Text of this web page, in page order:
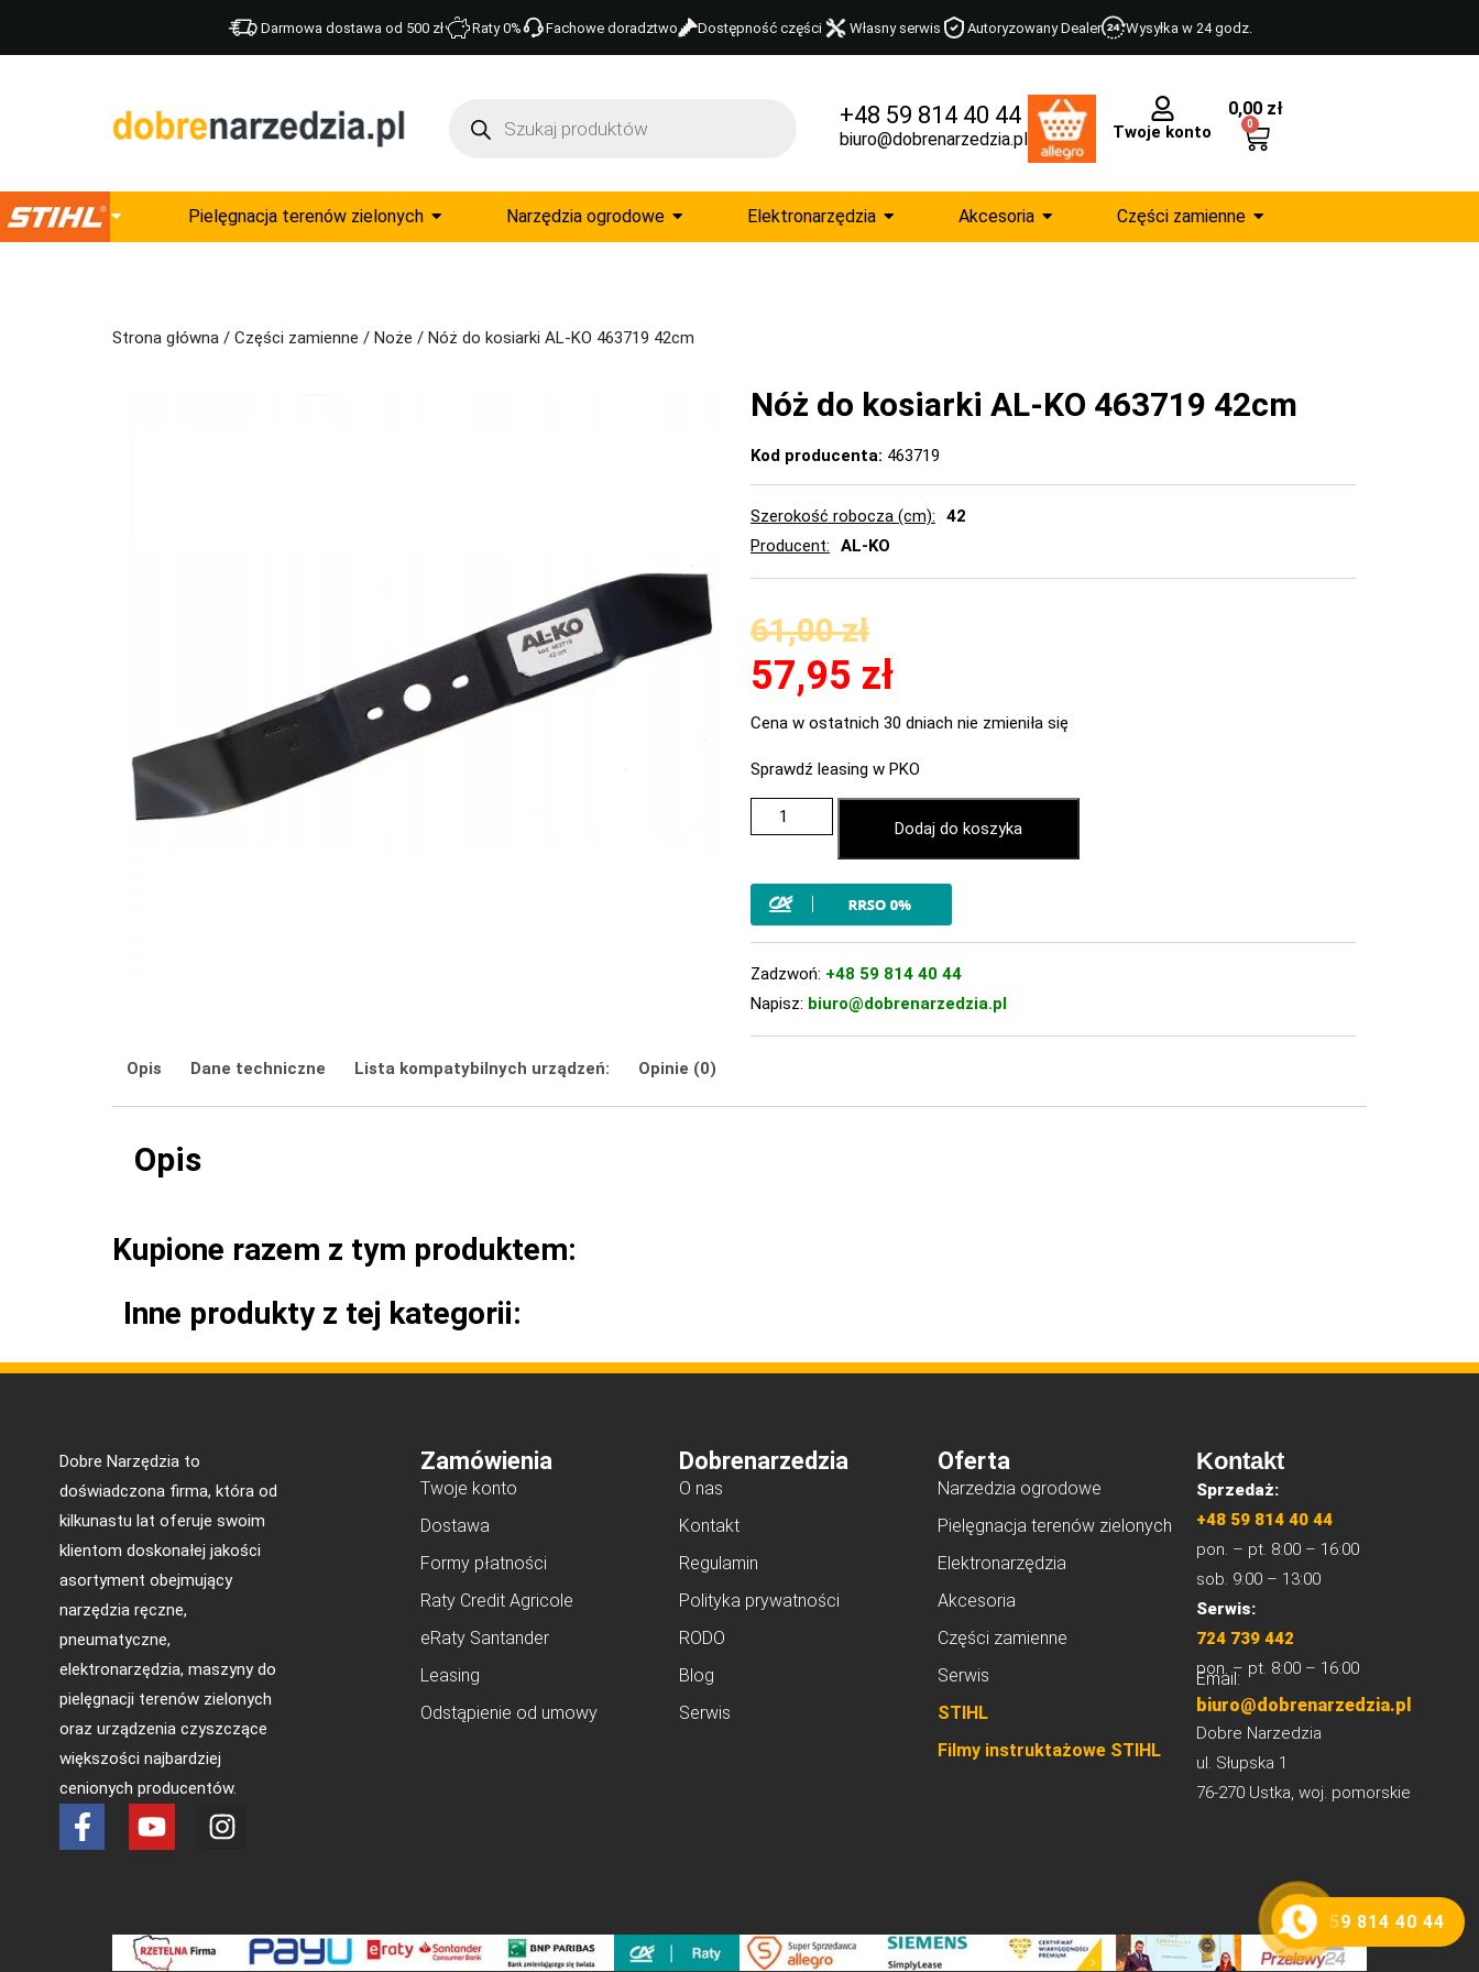
Darmowa dostawa od 500 zł Raty 0% Fachowe doradztwo Dostępność części Własny serwis Autoryzowany Dealer Wysyłka w 24 godz.
+48 59 814 40 44
biuro@dobrenarzedzia.pl Twoje konto
0,00 zł
0
Pielęgnacja terenów zielonych Narzędzia ogrodowe Elektronarzędzia Akcesoria Części zamienne
Strona główna / Części zamienne / Noże / Nóż do kosiarki AL-KO 463719 42cm
Nóż do kosiarki AL-KO 463719 42cm
Kod producenta: 463719
Szerokość robocza (cm)
42
Producent
AL-KO
61,00zł
57,95 zł
Cena w ostatnich 30 dniach nie zmieniła się
Sprawdź leasing w PKO
Dodaj do koszyka
Zadzwoń: +48 59 814 40 44
Napisz: biuro@dobrenarzedzia.pl
Opis Dane techniczne Lista kompatybilnych urządzeń: Opinie (0)
Opis
Kupione razem z tym produktem:
Inne produkty z tej kategorii:
Dobre Narzędzia to
doświadczona firma, która od
kilkunastu lat oferuje swoim
klientom doskonałej jakości
asortyment obejmujący
narzędzia ręczne,
pneumatyczne,
elektronarzędzia, maszyny do
pielęgnacji terenów zielonych
oraz urządzenia czyszczące
większości najbardziej
cenionych producentów.
Zamówienia
Twoje konto
Dostawa
Formy płatności
Raty Credit Agricole
eRaty Santander
Leasing
Odstąpienie od umowy
Dobrenarzedzia
O nas
Kontakt
Regulamin
Polityka prywatności
RODO
Blog
Serwis
Oferta
Narzedzia ogrodowe
Pielęgnacja terenów zielonych
Elektronarzędzia
Akcesoria
Części zamienne
Serwis
STIHL
Filmy instruktażowe STIHL
Kontakt
Sprzedaż:
+48 59 814 40 44
pon. – pt. 8:00 – 16:00
sob. 9:00 – 13:00
Serwis:
724 739 442
pon. – pt. 8:00 – 16:00
Email:
biuro@dobrenarzedzia.pl
Dobre Narzedzia
ul. Słupska 1
76-270 Ustka, woj. pomorskie
59 814 40 44